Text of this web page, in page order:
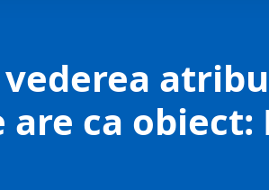
vederea
ca obiect: